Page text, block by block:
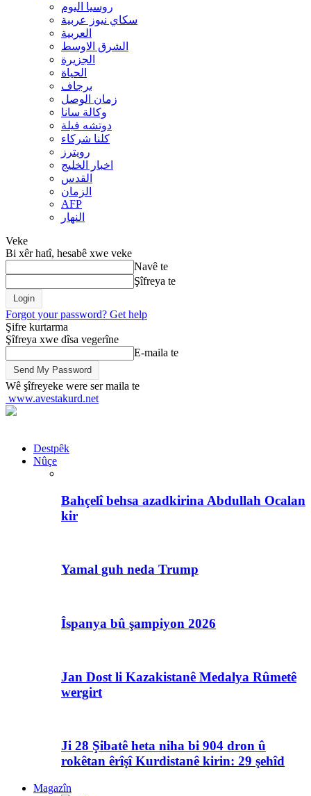
روسیا الیوم
سكاي نيوز عربية
العربية
الشرق الاوسط
الجزيرة
الحیاة
برجاف
زمان الوصل
وکالة سانا
دوتشه فیلة
کلنا شرکاء
رويترز
اخبار الخلیج
القدس
الزمان
AFP
النهار
Veke
Bi xêr hatî, hesabê xwe veke
Navê te
Şîfreya te
Forgot your password? Get help
Şifre kurtarma
Şîfreya xwe dîsa vegerîne
E-maila te
Wê şîfreyeke were ser maila te
www.avestakurd.net
Destpêk
Nûçe
Bahçelî behsa azadkirina Abdullah Ocalan
kir
Yamal guh neda Trump
Îspanya bû şampiyon 2026
Jan Dost li Kazakistanê Medalya Rûmetê
wergirt
Ji 28 Şibatê heta niha bi 904 dron û
rokêtan êrîşî Kurdistanê kirin: 29 şehîd
Magazîn